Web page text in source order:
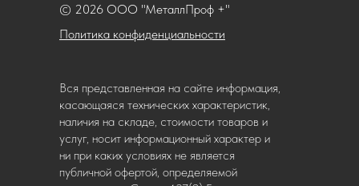
Политика конфиденциальности
© 2026 ООО "МеталлПроф +"
Вся представленная на сайте информация,
касающаяся технических характеристик,
наличия на складе, стоимости товаров и
услуг, носит информационный характер и
ни при каких условиях не является
публичной офертой, определяемой